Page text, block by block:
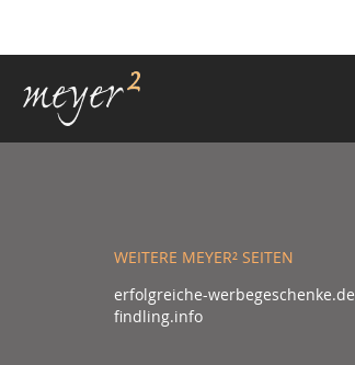
WEITERE MEYER² SEITEN
erfolgreiche-werbegeschenke.de
findling.info